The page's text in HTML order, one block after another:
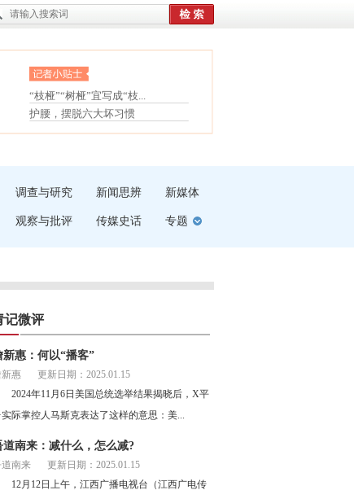
眼白变红或是结膜下出血
“枝桠”“树桠”宜写成“枝...
夏天缓解疲劳有三招
护腰，摆脱六大坏习惯
受伤了冰敷还是热敷
调查与研究 新闻思辨 新媒体
观察与批评 传媒史话 专题
记微评
新惠：何以“播客”
惠
更新日期：2025.01.15
年11月6日美国总统选举结果揭晓后，X平
实际掌控人马斯克表达了这样的意思：美...
道南来：减什么，怎么减?
南来
更新日期：2025.01.15
月12日上午，江西广播电视台（江西广电传